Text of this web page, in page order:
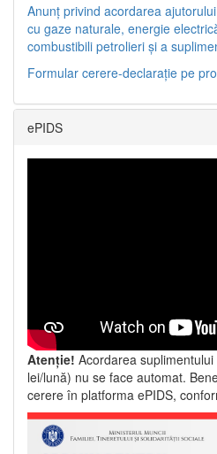
Anunț privind acordarea
cu gaze naturale, energie
combustibili petrolieri și a
Formular cerere-declarație pe
ePIDS
Atenție! Acordarea
lei/lună) nu se face automat.
cerere în platforma ePIDS,